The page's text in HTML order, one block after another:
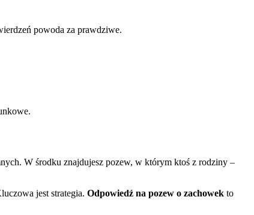
powoda za prawdziwe.
W środku znajdujesz pozew, w którym ktoś z rodziny –
jest strategia. Odpowiedź na pozew o zachowek to